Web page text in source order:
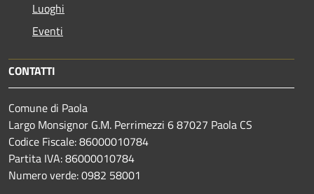
Luoghi
Eventi
CONTATTI
Comune di Paola
Largo Monsignor G.M. Perrimezzi 6 87027 Paola CS
Codice Fiscale: 86000010784
Partita IVA: 86000010784
Numero verde: 0982 58001